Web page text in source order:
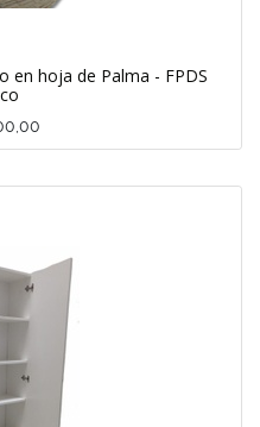
en hoja de Palma - FPDS